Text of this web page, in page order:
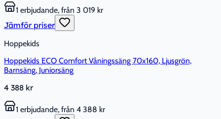
1 erbjudande, från 3 019 kr
Jämför priser
Hoppekids
Hoppekids ECO Comfort Våningssäng 70x160, Ljusgrön,
Barnsäng, Juniorsäng
4 388 kr
1 erbjudande, från 4 388 kr